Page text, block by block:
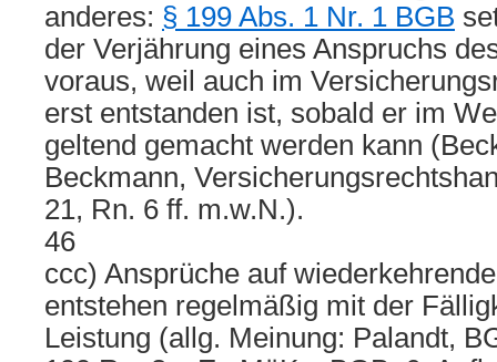
anderes: § 199 Abs. 1 Nr. 1 BGB
der Verjährung eines Anspruchs
voraus, weil auch im
erst entstanden ist, sobald er im
geltend gemacht werden kann
Beckmann,
21, Rn. 6 ff. m.w.N.).
46
ccc) Ansprüche auf
entstehen regelmäßig mit der
Leistung (allg. Meinung: Palandt,